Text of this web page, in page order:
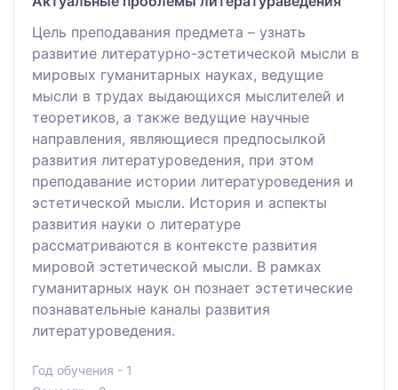
Цель преподавания предмета – узнать
развитие литературно-эстетической мысли в
мировых гуманитарных науках, ведущие
мысли в трудах выдающихся мыслителей и
теоретиков, а также ведущие научные
направления, являющиеся предпосылкой
развития литературоведения, при этом
преподавание истории литературоведения и
эстетической мысли. История и аспекты
развития науки о литературе
рассматриваются в контексте развития
мировой эстетической мысли. В рамках
гуманитарных наук он познает эстетические
познавательные каналы развития
литературоведения.
Год обучения - 1